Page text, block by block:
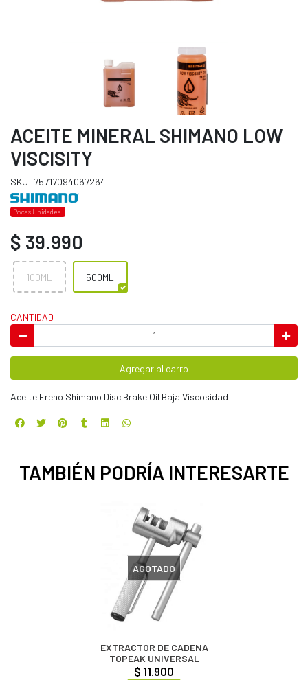
ACEITE MINERAL SHIMANO LOW
VISCISITY
SKU: 75717094067264
Pocas Unidades.
$ 39.990
100ML 500ML
CANTIDAD
Agregar al carro
Aceite Freno Shimano Disc Brake Oil Baja Viscosidad
TAMBIÉN PODRÍA INTERESARTE
AGOTADO
EXTRACTOR DE CADENA
TOPEAK UNIVERSAL
$ 11.900